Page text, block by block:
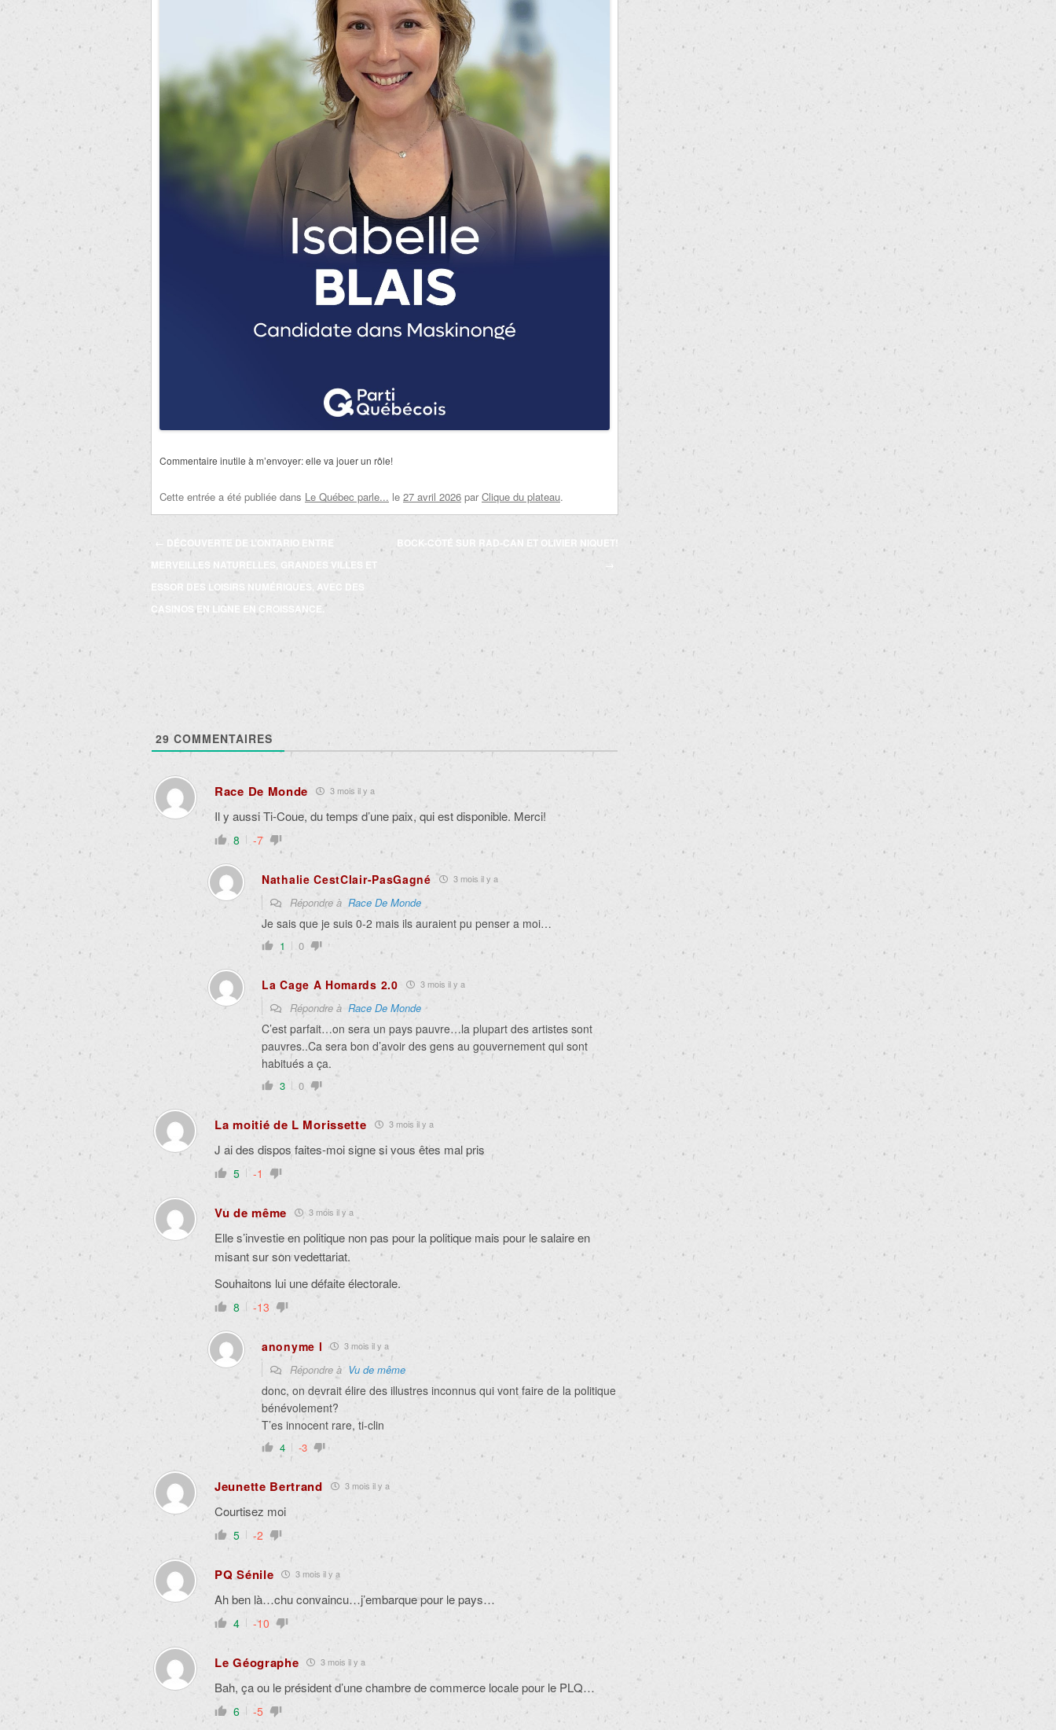
Commentaire inutile à m’envoyer: elle va jouer un rôle!
Cette entrée a été publiée dans Le Québec parle... le 27 avril 2026 par Clique du plateau.
Navigation
des
articles
← DÉCOUVERTE DE L’ONTARIO ENTRE
MERVEILLES NATURELLES, GRANDES VILLES ET
ESSOR DES LOISIRS NUMÉRIQUES, AVEC DES
CASINOS EN LIGNE EN CROISSANCE.
BOCK-CÔTÉ SUR RAD-CAN ET OLIVIER NIQUET!
→
29 COMMENTAIRES
Race De Monde 3 mois il y a
Il y aussi Ti-Coue, du temps d’une paix, qui est disponible. Merci!
8 -7
Nathalie CestClair-PasGagné 3 mois il y a
Répondre à Race De Monde
Je sais que je suis 0-2 mais ils auraient pu penser a moi…
1 0
La Cage A Homards 2.0 3 mois il y a
Répondre à Race De Monde
C’est parfait…on sera un pays pauvre…la plupart des artistes sont
pauvres..Ca sera bon d’avoir des gens au gouvernement qui sont
habitués a ça.
3 0
La moitié de L Morissette 3 mois il y a
J ai des dispos faites-moi signe si vous êtes mal pris
5 -1
Vu de même 3 mois il y a
Elle s’investie en politique non pas pour la politique mais pour le salaire en
misant sur son vedettariat.
Souhaitons lui une défaite électorale.
8 -13
anonyme l 3 mois il y a
Répondre à Vu de même
donc, on devrait élire des illustres inconnus qui vont faire de la politique
bénévolement?
T’es innocent rare, ti-clin
4 -3
Jeunette Bertrand 3 mois il y a
Courtisez moi
5 -2
PQ Sénile 3 mois il y a
Ah ben là…chu convaincu…j’embarque pour le pays…
4 -10
Le Géographe 3 mois il y a
Bah, ça ou le président d’une chambre de commerce locale pour le PLQ…
6 -5